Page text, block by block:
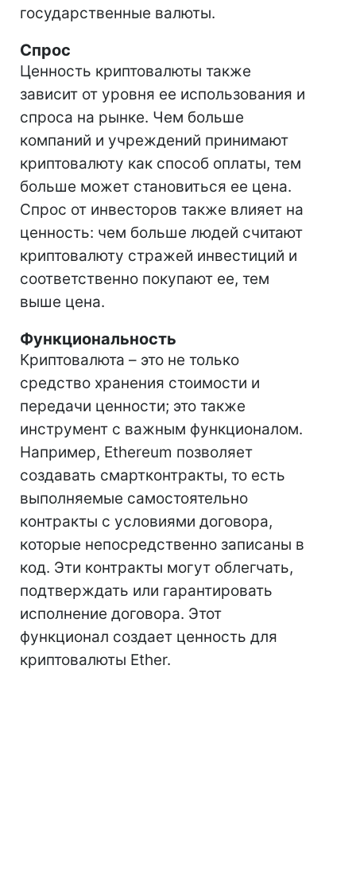
государственные валюты.
Спрос
Ценность криптовалюты также
зависит от уровня ее использования и
спроса на рынке. Чем больше
компаний и учреждений принимают
криптовалюту как способ оплаты, тем
больше может становиться ее цена.
Спрос от инвесторов также влияет на
ценность: чем больше людей считают
криптовалюту стражей инвестиций и
соответственно покупают ее, тем
выше цена.
Функциональность
Криптовалюта – это не только
средство хранения стоимости и
передачи ценности; это также
инструмент с важным функционалом.
Например, Ethereum позволяет
создавать смартконтракты, то есть
выполняемые самостоятельно
контракты с условиями договора,
которые непосредственно записаны в
код. Эти контракты могут облегчать,
подтверждать или гарантировать
исполнение договора. Этот
функционал создает ценность для
криптовалюты Ether.